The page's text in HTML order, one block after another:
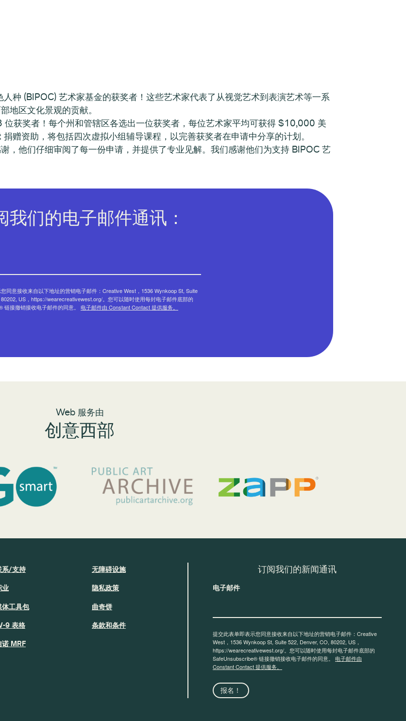
种 (BIPOC) 艺术家基金的获奖者！这些艺术家代表了从视觉艺术到表演艺术等一系
地区文化景观的贡献。
获奖者！每个州和管辖区各选出一位获奖者，每位艺术家平均可获得 $10,000 美
赠资助，将包括四次虚拟小组辅导课程，以完善获奖者在申请中分享的计划。
，他们仔细审阅了每一份申请，并提供了专业见解。我们感谢他们为支持 BIPOC 艺
我们的电子邮件通讯：
同意接收来自以下地址的营销电子邮件：Creative West，1536 Wynkoop St, Suite
US，https://wearecreativewest.org/。您可以随时使用每封电子邮件底部的
链接撤销接收电子邮件的同意。 电子邮件由 Constant Contact 提供服务。
Web 服务由
创意西部
系/支持
业
体工具包
9 表格
诺 MRF
无障碍设施
隐私政策
曲奇饼
条款和条件
订阅我们的新闻通讯
电子邮件
提交此表单即表示您同意接收来自以下地址的营销电子邮件：Creative
West，1536 Wynkoop St, Suite 522, Denver, CO, 80202, US，
https://wearecreativewest.org/。您可以随时使用每封电子邮件底部的
SafeUnsubscribe® 链接撤销接收电子邮件的同意。 电子邮件由
Constant Contact 提供服务。
报名！